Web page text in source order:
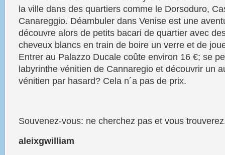
la ville dans des quartiers comme le Dorsoduro,
Canareggio. Déambuler dans Venise est une
découvre alors de petits bacari de quartier avec
cheveux blancs en train de boire un verre et de
Entrer au Palazzo Ducale coûte environ 16 €; se
labyrinthe vénitien de Cannaregio et découvrir un
vénitien par hasard? Cela n´a pas de prix.
Souvenez-vous: ne cherchez pas et vous
aleixgwilliam